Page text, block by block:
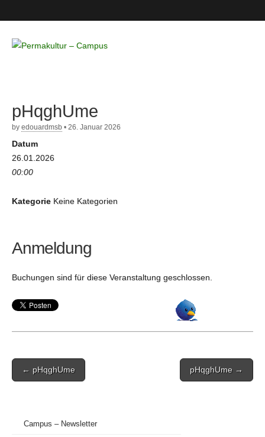
– Campus
pHqghUme
by edouardmsb • 26. Januar 2026
Datum
26.01.2026
00:00
Kategorie Keine Kategorien
Anmeldung
Buchungen sind für diese Veranstaltung geschlossen.
Post
navigation
← pHqghUme pHqghUme →
Campus – Newsletter